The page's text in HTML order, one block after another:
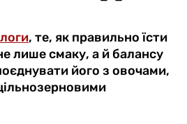
, те, як правильно їсти
лише смаку, а й балансу
його з овочами,